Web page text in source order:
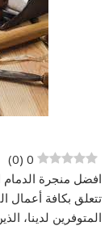
0
(
0
)
افضل منجرة
تتعلق بكافة أعمال
المتوفرين لدينا،